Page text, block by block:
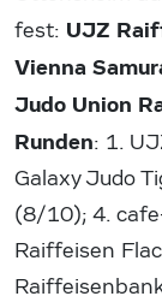
fest: UJZ
Vienna
Judo Union
Runden: 1.
Galaxy Judo
(8/10); 4.
Raiffeisen